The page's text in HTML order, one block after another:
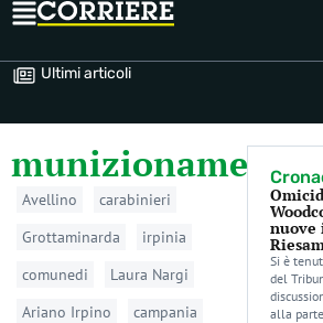
Ultimi articoli
munizionamento
Avellino
carabinieri
Grottaminarda
irpinia
comunedi
Laura Nargi
Ariano Irpino
campania
Si è
del
alla